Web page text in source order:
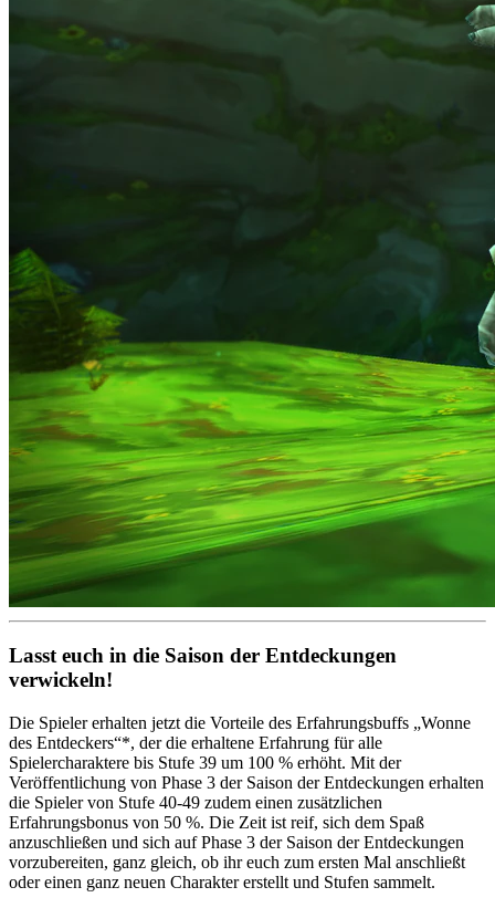
Lasst euch in die Saison der Entdeckungen
verwickeln!
Die Spieler erhalten jetzt die Vorteile des Erfahrungsbuffs „Wonne
des Entdeckers“*, der die erhaltene Erfahrung für alle
Spielercharaktere bis Stufe 39 um 100 % erhöht. Mit der
Veröffentlichung von Phase 3 der Saison der Entdeckungen erhalten
die Spieler von Stufe 40-49 zudem einen zusätzlichen
Erfahrungsbonus von 50 %. Die Zeit ist reif, sich dem Spaß
anzuschließen und sich auf Phase 3 der Saison der Entdeckungen
vorzubereiten, ganz gleich, ob ihr euch zum ersten Mal anschließt
oder einen ganz neuen Charakter erstellt und Stufen sammelt.